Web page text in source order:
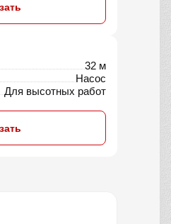
Для больших объёмов